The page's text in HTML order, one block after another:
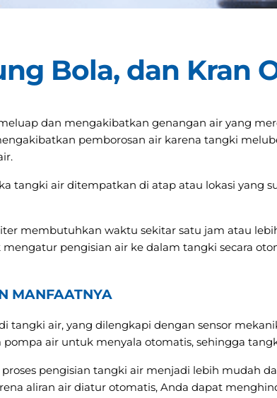
Bola, dan Kran
dan mengakibatkan genangan air yang
pemborosan air karena tangki
tangki air ditempatkan di atap atau lokasi yang
membutuhkan waktu sekitar satu jam atau
pengisian air ke dalam tangki secara
MANFAATNYA
tangki air, yang dilengkapi dengan sensor
air untuk menyala otomatis, sehingga
pengisian tangki air menjadi lebih mudah
aliran air diatur otomatis, Anda dapat